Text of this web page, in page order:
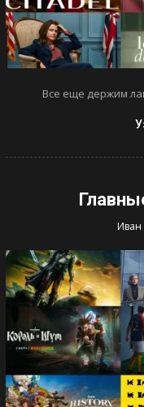
Все еще держим